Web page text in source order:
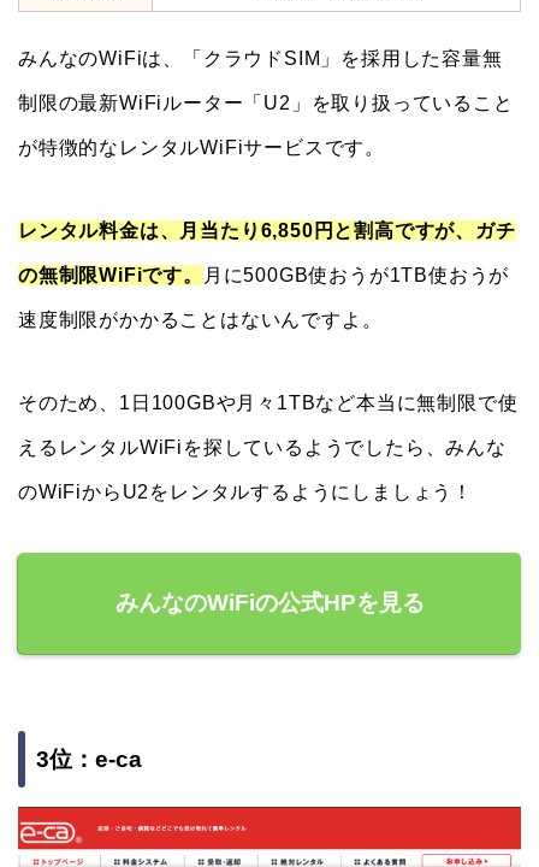
みんなのWiFiは、「クラウドSIM」を採用した容量無
制限の最新WiFiルーター「U2」を取り扱っていること
が特徴的なレンタルWiFiサービスです。
レンタル料金は、月当たり6,850円と割高ですが、ガチ
の無制限WiFiです。 月に500GB使おうが1TB使おうが
速度制限がかかることはないんですよ。
そのため、1日100GBや月々1TBなど本当に無制限で使
えるレンタルWiFiを探しているようでしたら、みんな
のWiFiからU2をレンタルするようにしましょう！
みんなのWiFiの公式HPを見る
3位：e-ca